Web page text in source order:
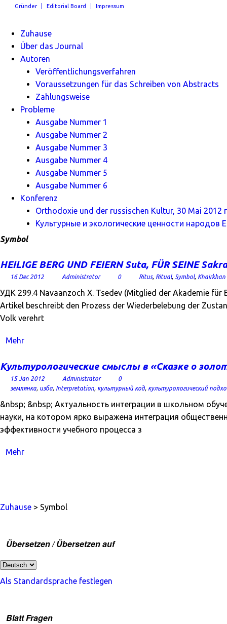
Gründer Editorial Board Impressum
Zuhause
Über das Journal
Autoren
Veröffentlichungsverfahren
Voraussetzungen für das Schreiben von Abstracts
Zahlungsweise
Probleme
Ausgabe Nummer 1
Ausgabe Nummer 2
Ausgabe Nummer 3
Ausgabe Nummer 4
Ausgabe Nummer 5
Ausgabe Nummer 6
Konferenz
Orthodoxie und der russischen Kultur, 30 Mai 2012
Культурные и экологические ценности народов
Symbol
HEILIGE BERG UND FEIERN Suta, FÜR SEINE
16 Dec 2012 Administrator 0 Ritus, Ritual, Symbol, Khairkhan
УДК 299.4 Navaanzoch X. Tsedev (Mitglied der Akademie
Artikel beschreibt den Prozess der Wiederbelebung der
Volk verehrt
Mehr
Культурологические смыслы в «Сказке о
15 Jan 2012 Administrator
0
землянка, изба, Interpretation, культурный код, культурологический
&nbsp; &nbsp; Актуальность интеграции в школьном
науки, на котором ярко выражена интеграция
эффективности учебного процесса з
Mehr
Zuhause > Symbol
Übersetzen / Übersetzen auf
Als Standardsprache festlegen
Blatt Fragen